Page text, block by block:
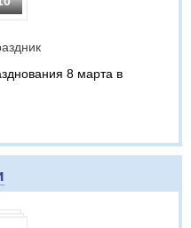
8 марта в